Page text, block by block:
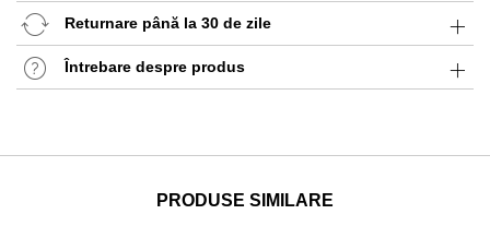
Returnare până la 30 de zile
Întrebare despre produs
PRODUSE SIMILARE